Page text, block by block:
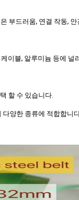
부드러움, 연결 작동,
이블, 알루미늄 등에 널
할 수 있습니다.
다양한 종류에 적합합니